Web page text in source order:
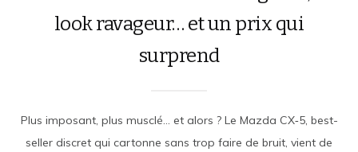
look ravageur… et un prix qui
surprend
Plus imposant, plus musclé… et alors ? Le Mazda CX‑5, best-
seller discret qui cartonne sans trop faire de bruit, vient de